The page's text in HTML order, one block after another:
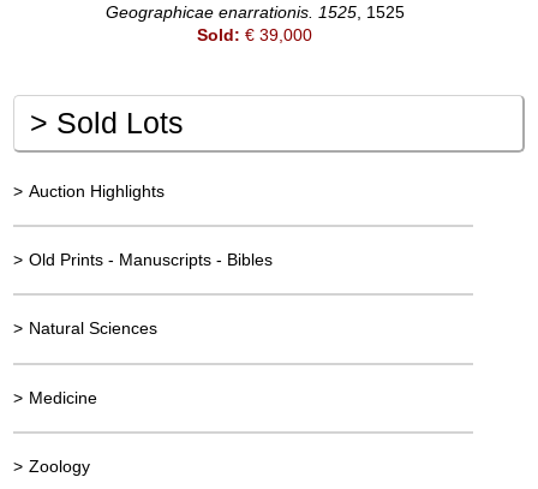
Geographicae enarrationis. 1525, 1525
Sold: € 39,000
> Sold Lots
> Auction Highlights
> Old Prints - Manuscripts - Bibles
> Natural Sciences
> Medicine
> Zoology